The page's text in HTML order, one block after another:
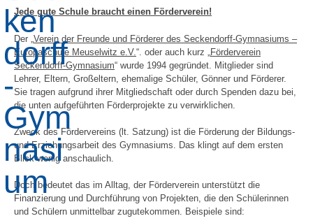
Jede gute Schule braucht einen Förderverein!
Der „ Verein der Freunde und Förderer des Seckendorff-Gymnasiums –
Europaschule Meuselwitz e.V. “. oder auch kurz „ Förderverein
Seckendorff-Gymnasium“ wurde 1994 gegründet. Mitglieder sind
Lehrer, Eltern, Großeltern, ehemalige Schüler, Gönner und Förderer.
Sie tragen aufgrund ihrer Mitgliedschaft oder durch Spenden dazu bei,
die unten aufgeführten Förderprojekte zu verwirklichen.
Zweck des Fördervereins (lt. Satzung) ist die Förderung der Bildungs-
und Erziehungsarbeit des Gymnasiums. Das klingt auf dem ersten
Blick wenig anschaulich.
Doch bedeutet das im Alltag, der Förderverein unterstützt die
Finanzierung und Durchführung von Projekten, die den Schülerinnen
und Schülern unmittelbar zugutekommen. Beispiele sind: